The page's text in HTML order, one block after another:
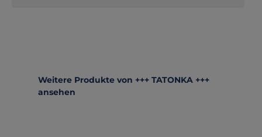
Produktgalerie überspringen
Weitere Produkte von +++ TATONKA +++
ansehen